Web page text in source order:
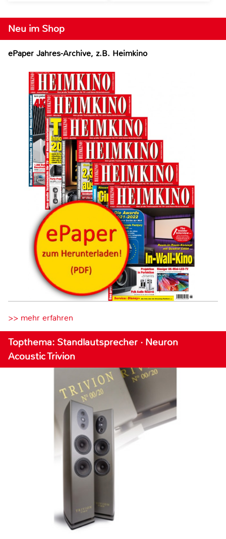
Neu im Shop
ePaper Jahres-Archive, z.B. Heimkino
>> mehr erfahren
Topthema: Standlautsprecher · Neuron
Acoustic Trivion